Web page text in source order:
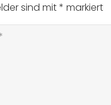
sind mit* markiert